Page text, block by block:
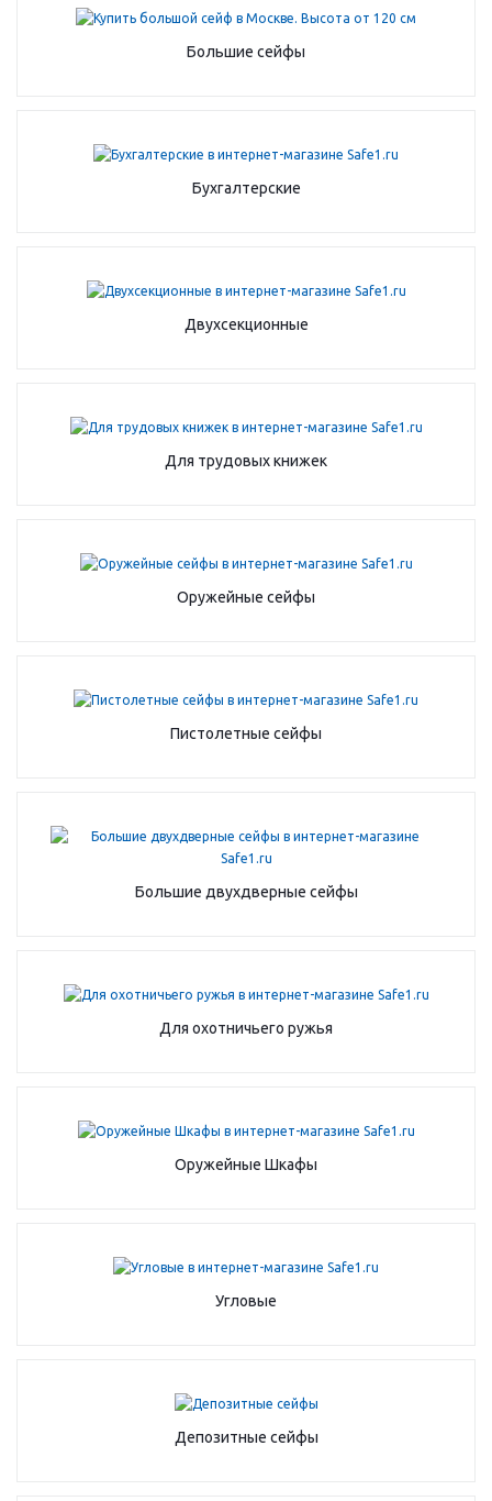
Большие сейфы
Бухгалтерские
Двухсекционные
Для трудовых книжек
Оружейные сейфы
Пистолетные сейфы
Большие двухдверные сейфы
Для охотничьего ружья
Оружейные Шкафы
Угловые
Депозитные сейфы